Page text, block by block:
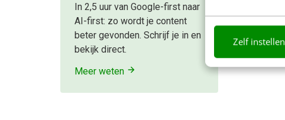
Zelf instellen
In 2,5 uur van Google-first naar
AI-first: zo wordt je content
beter gevonden. Schrijf je in en
bekijk direct.
Meer weten